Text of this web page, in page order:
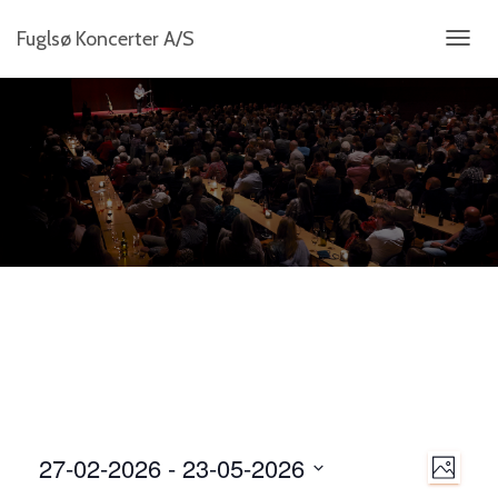
Fuglsø Koncerter A/S
NB
B
27-02-2026 - 23-05-2026